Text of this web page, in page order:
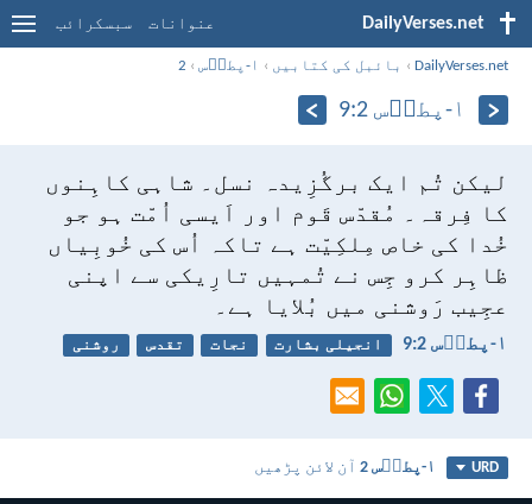
DailyVerses.net عنوانات سبسکرائب
DailyVerses.net
› بائبل کی کتابیں › ۱-پطرؔس ›
2
۱-پطرؔس 2:‏9
لیکن تُم ایک برگُزِیدہ نسل۔ شاہی کاہِنوں
کا فِرقہ۔ مُقدّس قَوم اور اَیسی اُمّت ہو جو
خُدا کی خاص مِلکِیّت ہے تاکہ اُس کی خُوبِیاں
ظاہِر کرو جِس نے تُمہیں تارِیکی سے اپنی
عجِیب رَوشنی میں بُلایا ہے۔
۱-پطرؔس 2:‏9 انجیلی بشارت نجات تقدس روشنی
URD ۱-پطرؔس 2 آن لائن پڑھیں